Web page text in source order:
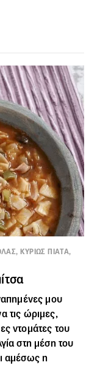
ΚΥΡΙΩΣ ΠΙΑΤΑ,
μου
τις ώριμες,
ντομάτες του
στη μέση του
αμέσως η